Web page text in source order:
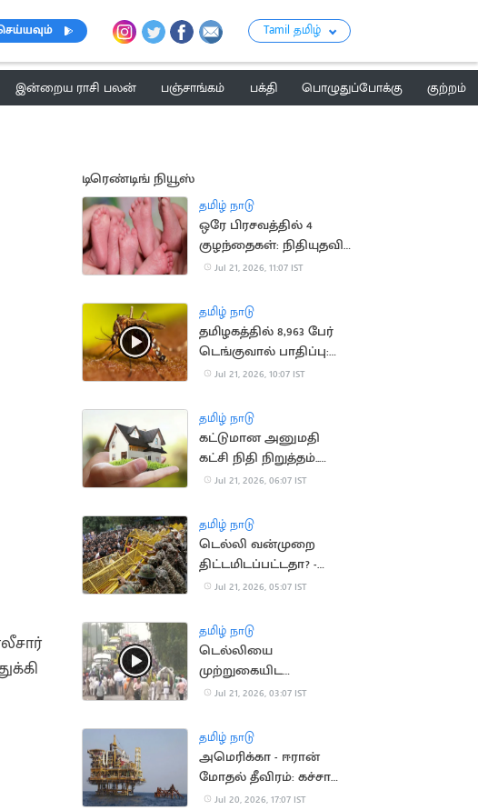
Tamil தமிழ்
இன்றைய ராசி பலன் பஞ்சாங்கம் பக்தி பொழுதுப்போக்கு
குற்றம்
டிரெண்டிங் நியூஸ்
தமிழ் நாடு
ஒரே பிரசவத்தில் 4
குழந்தைகள்: நிதியுதவி
கோரும் ஆஸ்திரேலிய
Jul 21, 2026, 11:07 IST
தமிழ் நாடு
தமிழகத்தில் 8,963 பேர்
டெங்குவால் பாதிப்பு:
சுகாதாரத்துறை தகவல்
Jul 21, 2026, 10:07 IST
தமிழ் நாடு
கட்டுமான அனுமதி
கட்சி நிதி நிறுத்தம்..
வீடுகள் விலை
Jul 21, 2026, 06:07 IST
தமிழ் நாடு
டெல்லி வன்முறை
திட்டமிடப்பட்டதா? -
விசாரணை தீவிரம்
Jul 21, 2026, 05:07 IST
தமிழ் நாடு
டெல்லியை
முற்றுகையிட
விவசாயிகள் ஆயத்தம்
Jul 21, 2026, 03:07 IST
தமிழ் நாடு
அமெரிக்கா - ஈரான்
மோதல் தீவிரம்: கச்சா
எண்ணெய் தட்டுப்பாடு
Jul 20, 2026, 17:07 IST